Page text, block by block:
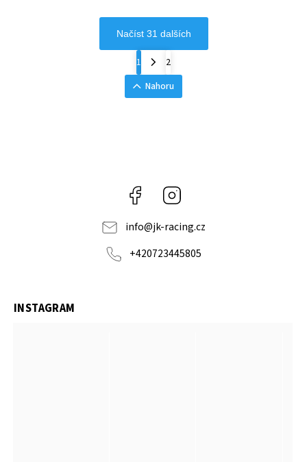
Načíst 31 dalších
1
2
Nahoru
Facebook
info@jk-racing.cz
+420723445805
INSTAGRAM